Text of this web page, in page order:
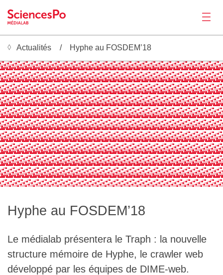
Actualités
Productions
Activités
Outils
Séminaire
L'équipe
Le médialab
Actualités Hyphe au FOSDEM’18
░▒▓█    ░▒▓█    ░▒▓█    ░▒▓█    ░▒▓█    ░▒▓█    ░▒▓█    ░▒▓█    ░▒▓█    ░▒▓█    ░▒▓█    ░▒▓█    ░▒▓█    ░▒▓█    ░▒▓█    ░▒▓█    ░▒▓█    ░▒▓█    ░▒▓█    ░▒▓█    ░▒▓█    ░▒▓█    ░▒▓█    ░▒▓█    ░▒▓█    ░▒▓█    ░▒▓█
█    ░▒▓█    ░▒▓█    ░▒▓█    ░▒▓█    ░▒▓█    ░▒▓█    ░▒▓█    ░▒▓█    ░▒▓█    ░▒▓█    ░▒▓█    ░▒▓█    ░▒▓█    ░▒▓█    ░▒▓█    ░▒▓█    ░▒▓█    ░▒▓█    ░▒▓█    ░▒▓█    ░▒▓█    ░▒▓█    ░▒▓█    ░▒▓█    ░▒▓█    ░▒▓█    ░▒▓█
░░░▒▓█ ░░░░▒▓█ ░░░░▒▓█ ░░░░▒▓█ ░░░░▒▓█ ░░░░▒▓█ ░░░░▒▓█ ░░░░▒▓█ ░░░░▒▓█ ░░░░▒▓█ ░░░░▒▓█ ░░░░▒▓█ ░░░░▒▓█ ░░░░▒▓█ ░░░░▒▓█ ░░░░▒▓█ ░░░░▒▓█ ░░░░▒▓█ ░░░░▒▓█ ░░░░▒▓█ ░░░░▒▓█ ░░░░▒▓█ ░░░░▒▓█ ░░░░▒▓█ ░░░░▒▓█ ░░░░▒▓█ ░░░░▒▓█ ░░░░▒▓█
▒▓█ ▒▒▒▒▒▓█ ▒▒▒▒▒▓█ ▒▒▒▒▒▓█ ▒▒▒▒▒▓█ ▒▒▒▒▒▓█ ▒▒▒▒▒▓█ ▒▒▒▒▒▓█ ▒▒▒▒▒▓█ ▒▒▒▒▒▓█ ▒▒▒▒▒▓█ ▒▒▒▒▒▓█ ▒▒▒▒▒▓█ ▒▒▒▒▒▓█ ▒▒▒▒▒▓█ ▒▒▒▒▒▓█ ▒▒▒▒▒▓█ ▒▒▒▒▒▓█ ▒▒▒▒▒▓█ ▒▒▒▒▒▓█ ▒▒▒▒▒▓█ ▒▒▒▒▒▓█ ▒▒▒▒▒▓█ ▒▒▒▒▒▓█ ▒▒▒▒▒▓█ ▒▒▒▒▒▓█ ▒▒▒▒▒▓█ ▒▒▒▒▒▓█
▓▓▓▓▓▓█ ▓▓▓▓▓▓█ ▓▓▓▓▓▓█ ▓▓▓▓▓▓█ ▓▓▓▓▓▓█ ▓▓▓▓▓▓█ ▓▓▓▓▓▓█ ▓▓▓▓▓▓█ ▓▓▓▓▓▓█ ▓▓▓▓▓▓█ ▓▓▓▓▓▓█ ▓▓▓▓▓▓█ ▓▓▓▓▓▓█ ▓▓▓▓▓▓█ ▓▓▓▓▓▓█ ▓▓▓▓▓▓█ ▓▓▓▓▓▓█ ▓▓▓▓▓▓█ ▓▓▓▓▓▓█ ▓▓▓▓▓▓█ ▓▓▓▓▓▓█ ▓▓▓▓▓▓█ ▓▓▓▓▓▓█ ▓▓▓▓▓▓█ ▓▓▓▓▓▓█ ▓▓▓▓▓▓█ ▓▓▓▓▓▓█
█████ ███████ ███████ ███████ ███████ ███████ ███████ ███████ ███████ ███████ ███████ ███████ ███████ ███████ ███████ ███████ ███████ ███████ ███████ ███████ ███████ ███████ ███████ ███████ ███████ ███████ ███████ ███████
░▒▓█    ░▒▓█    ░▒▓█    ░▒▓█    ░▒▓█    ░▒▓█    ░▒▓█    ░▒▓█    ░▒▓█    ░▒▓█    ░▒▓█    ░▒▓█    ░▒▓█    ░▒▓█    ░▒▓█    ░▒▓█    ░▒▓█    ░▒▓█    ░▒▓█    ░▒▓█    ░▒▓█    ░▒▓█    ░▒▓█    ░▒▓█    ░▒▓█    ░▒▓█    ░▒▓█
░▒▓█    ░▒▓█    ░▒▓█    ░▒▓█    ░▒▓█    ░▒▓█    ░▒▓█    ░▒▓█    ░▒▓█    ░▒▓█    ░▒▓█    ░▒▓█    ░▒▓█    ░▒▓█    ░▒▓█    ░▒▓█    ░▒▓█    ░▒▓█    ░▒▓█    ░▒▓█    ░▒▓█    ░▒▓█    ░▒▓█    ░▒▓█    ░▒▓█    ░▒▓█    ░▒▓█
█    ░▒▓█    ░▒▓█    ░▒▓█    ░▒▓█    ░▒▓█    ░▒▓█    ░▒▓█    ░▒▓█    ░▒▓█    ░▒▓█    ░▒▓█    ░▒▓█    ░▒▓█    ░▒▓█    ░▒▓█    ░▒▓█    ░▒▓█    ░▒▓█    ░▒▓█    ░▒▓█    ░▒▓█    ░▒▓█    ░▒▓█    ░▒▓█    ░▒▓█    ░▒▓█    ░▒▓█
░░░▒▓█ ░░░░▒▓█ ░░░░▒▓█ ░░░░▒▓█ ░░░░▒▓█ ░░░░▒▓█ ░░░░▒▓█ ░░░░▒▓█ ░░░░▒▓█ ░░░░▒▓█ ░░░░▒▓█ ░░░░▒▓█ ░░░░▒▓█ ░░░░▒▓█ ░░░░▒▓█ ░░░░▒▓█ ░░░░▒▓█ ░░░░▒▓█ ░░░░▒▓█ ░░░░▒▓█ ░░░░▒▓█ ░░░░▒▓█ ░░░░▒▓█ ░░░░▒▓█ ░░░░▒▓█ ░░░░▒▓█ ░░░░▒▓█ ░░░░▒▓█
▒▓█ ▒▒▒▒▒▓█ ▒▒▒▒▒▓█ ▒▒▒▒▒▓█ ▒▒▒▒▒▓█ ▒▒▒▒▒▓█ ▒▒▒▒▒▓█ ▒▒▒▒▒▓█ ▒▒▒▒▒▓█ ▒▒▒▒▒▓█ ▒▒▒▒▒▓█ ▒▒▒▒▒▓█ ▒▒▒▒▒▓█ ▒▒▒▒▒▓█ ▒▒▒▒▒▓█ ▒▒▒▒▒▓█ ▒▒▒▒▒▓█ ▒▒▒▒▒▓█ ▒▒▒▒▒▓█ ▒▒▒▒▒▓█ ▒▒▒▒▒▓█ ▒▒▒▒▒▓█ ▒▒▒▒▒▓█ ▒▒▒▒▒▓█ ▒▒▒▒▒▓█ ▒▒▒▒▒▓█ ▒▒▒▒▒▓█ ▒▒▒▒▒▓█
▓▓▓▓▓▓█ ▓▓▓▓▓▓█ ▓▓▓▓▓▓█ ▓▓▓▓▓▓█ ▓▓▓▓▓▓█ ▓▓▓▓▓▓█ ▓▓▓▓▓▓█ ▓▓▓▓▓▓█ ▓▓▓▓▓▓█ ▓▓▓▓▓▓█ ▓▓▓▓▓▓█ ▓▓▓▓▓▓█ ▓▓▓▓▓▓█ ▓▓▓▓▓▓█ ▓▓▓▓▓▓█ ▓▓▓▓▓▓█ ▓▓▓▓▓▓█ ▓▓▓▓▓▓█ ▓▓▓▓▓▓█ ▓▓▓▓▓▓█ ▓▓▓▓▓▓█ ▓▓▓▓▓▓█ ▓▓▓▓▓▓█ ▓▓▓▓▓▓█ ▓▓▓▓▓▓█ ▓▓▓▓▓▓█ ▓▓▓▓▓▓█
█████ ███████ ███████ ███████ ███████ ███████ ███████ ███████ ███████ ███████ ███████ ███████ ███████ ███████ ███████ ███████ ███████ ███████ ███████ ███████ ███████ ███████ ███████ ███████ ███████ ███████ ███████ ███████
░▒▓█    ░▒▓█    ░▒▓█    ░▒▓█    ░▒▓█    ░▒▓█    ░▒▓█    ░▒▓█    ░▒▓█    ░▒▓█    ░▒▓█    ░▒▓█    ░▒▓█    ░▒▓█    ░▒▓█    ░▒▓█    ░▒▓█    ░▒▓█    ░▒▓█    ░▒▓█    ░▒▓█    ░▒▓█    ░▒▓█    ░▒▓█    ░▒▓█    ░▒▓█    ░▒▓█
░▒▓█    ░▒▓█    ░▒▓█    ░▒▓█    ░▒▓█    ░▒▓█    ░▒▓█    ░▒▓█    ░▒▓█    ░▒▓█    ░▒▓█    ░▒▓█    ░▒▓█    ░▒▓█    ░▒▓█    ░▒▓█    ░▒▓█    ░▒▓█    ░▒▓█    ░▒▓█    ░▒▓█    ░▒▓█    ░▒▓█    ░▒▓█    ░▒▓█    ░▒▓█    ░▒▓█
█    ░▒▓█    ░▒▓█    ░▒▓█    ░▒▓█    ░▒▓█    ░▒▓█    ░▒▓█    ░▒▓█    ░▒▓█    ░▒▓█    ░▒▓█    ░▒▓█    ░▒▓█    ░▒▓█    ░▒▓█    ░▒▓█    ░▒▓█    ░▒▓█    ░▒▓█    ░▒▓█    ░▒▓█    ░▒▓█    ░▒▓█    ░▒▓█    ░▒▓█    ░▒▓█    ░▒▓█
░░░▒▓█ ░░░░▒▓█ ░░░░▒▓█ ░░░░▒▓█ ░░░░▒▓█ ░░░░▒▓█ ░░░░▒▓█ ░░░░▒▓█ ░░░░▒▓█ ░░░░▒▓█ ░░░░▒▓█ ░░░░▒▓█ ░░░░▒▓█ ░░░░▒▓█ ░░░░▒▓█ ░░░░▒▓█ ░░░░▒▓█ ░░░░▒▓█ ░░░░▒▓█ ░░░░▒▓█ ░░░░▒▓█ ░░░░▒▓█ ░░░░▒▓█ ░░░░▒▓█ ░░░░▒▓█ ░░░░▒▓█ ░░░░▒▓█ ░░░░▒▓█
▒▓█ ▒▒▒▒▒▓█ ▒▒▒▒▒▓█ ▒▒▒▒▒▓█ ▒▒▒▒▒▓█ ▒▒▒▒▒▓█ ▒▒▒▒▒▓█ ▒▒▒▒▒▓█ ▒▒▒▒▒▓█ ▒▒▒▒▒▓█ ▒▒▒▒▒▓█ ▒▒▒▒▒▓█ ▒▒▒▒▒▓█ ▒▒▒▒▒▓█ ▒▒▒▒▒▓█ ▒▒▒▒▒▓█ ▒▒▒▒▒▓█ ▒▒▒▒▒▓█ ▒▒▒▒▒▓█ ▒▒▒▒▒▓█ ▒▒▒▒▒▓█ ▒▒▒▒▒▓█ ▒▒▒▒▒▓█ ▒▒▒▒▒▓█ ▒▒▒▒▒▓█ ▒▒▒▒▒▓█ ▒▒▒▒▒▓█ ▒▒▒▒▒▓█
▓▓▓▓▓▓█ ▓▓▓▓▓▓█ ▓▓▓▓▓▓█ ▓▓▓▓▓▓█ ▓▓▓▓▓▓█ ▓▓▓▓▓▓█ ▓▓▓▓▓▓█ ▓▓▓▓▓▓█ ▓▓▓▓▓▓█ ▓▓▓▓▓▓█ ▓▓▓▓▓▓█ ▓▓▓▓▓▓█ ▓▓▓▓▓▓█ ▓▓▓▓▓▓█ ▓▓▓▓▓▓█ ▓▓▓▓▓▓█ ▓▓▓▓▓▓█ ▓▓▓▓▓▓█ ▓▓▓▓▓▓█ ▓▓▓▓▓▓█ ▓▓▓▓▓▓█ ▓▓▓▓▓▓█ ▓▓▓▓▓▓█ ▓▓▓▓▓▓█ ▓▓▓▓▓▓█ ▓▓▓▓▓▓█ ▓▓▓▓▓▓█
█████ ███████ ███████ ███████ ███████ ███████ ███████ ███████ ███████ ███████ ███████ ███████ ███████ ███████ ███████ ███████ ███████ ███████ ███████ ███████ ███████ ███████ ███████ ███████ ███████ ███████ ███████ ███████
░▒▓█    ░▒▓█    ░▒▓█    ░▒▓█    ░▒▓█    ░▒▓█    ░▒▓█    ░▒▓█    ░▒▓█    ░▒▓█    ░▒▓█    ░▒▓█    ░▒▓█    ░▒▓█    ░▒▓█    ░▒▓█    ░▒▓█    ░▒▓█    ░▒▓█    ░▒▓█    ░▒▓█    ░▒▓█    ░▒▓█    ░▒▓█    ░▒▓█    ░▒▓█    ░▒▓█
░▒▓█    ░▒▓█    ░▒▓█    ░▒▓█    ░▒▓█    ░▒▓█    ░▒▓█    ░▒▓█    ░▒▓█    ░▒▓█    ░▒▓█    ░▒▓█    ░▒▓█    ░▒▓█    ░▒▓█    ░▒▓█    ░▒▓█    ░▒▓█    ░▒▓█    ░▒▓█    ░▒▓█    ░▒▓█    ░▒▓█    ░▒▓█    ░▒▓█    ░▒▓█    ░▒▓█
█    ░▒▓█    ░▒▓█    ░▒▓█    ░▒▓█    ░▒▓█    ░▒▓█    ░▒▓█    ░▒▓█    ░▒▓█    ░▒▓█    ░▒▓█    ░▒▓█    ░▒▓█    ░▒▓█    ░▒▓█    ░▒▓█    ░▒▓█    ░▒▓█    ░▒▓█    ░▒▓█    ░▒▓█    ░▒▓█    ░▒▓█    ░▒▓█    ░▒▓█    ░▒▓█    ░▒▓█
░░░▒▓█ ░░░░▒▓█ ░░░░▒▓█ ░░░░▒▓█ ░░░░▒▓█ ░░░░▒▓█ ░░░░▒▓█ ░░░░▒▓█ ░░░░▒▓█ ░░░░▒▓█ ░░░░▒▓█ ░░░░▒▓█ ░░░░▒▓█ ░░░░▒▓█ ░░░░▒▓█ ░░░░▒▓█ ░░░░▒▓█ ░░░░▒▓█ ░░░░▒▓█ ░░░░▒▓█ ░░░░▒▓█ ░░░░▒▓█ ░░░░▒▓█ ░░░░▒▓█ ░░░░▒▓█ ░░░░▒▓█ ░░░░▒▓█ ░░░░▒▓█
▒▓█ ▒▒▒▒▒▓█ ▒▒▒▒▒▓█ ▒▒▒▒▒▓█ ▒▒▒▒▒▓█ ▒▒▒▒▒▓█ ▒▒▒▒▒▓█ ▒▒▒▒▒▓█ ▒▒▒▒▒▓█ ▒▒▒▒▒▓█ ▒▒▒▒▒▓█ ▒▒▒▒▒▓█ ▒▒▒▒▒▓█ ▒▒▒▒▒▓█ ▒▒▒▒▒▓█ ▒▒▒▒▒▓█ ▒▒▒▒▒▓█ ▒▒▒▒▒▓█ ▒▒▒▒▒▓█ ▒▒▒▒▒▓█ ▒▒▒▒▒▓█ ▒▒▒▒▒▓█ ▒▒▒▒▒▓█ ▒▒▒▒▒▓█ ▒▒▒▒▒▓█ ▒▒▒▒▒▓█ ▒▒▒▒▒▓█ ▒▒▒▒▒▓█
▓▓▓▓▓▓█ ▓▓▓▓▓▓█ ▓▓▓▓▓▓█ ▓▓▓▓▓▓█ ▓▓▓▓▓▓█ ▓▓▓▓▓▓█ ▓▓▓▓▓▓█ ▓▓▓▓▓▓█ ▓▓▓▓▓▓█ ▓▓▓▓▓▓█ ▓▓▓▓▓▓█ ▓▓▓▓▓▓█ ▓▓▓▓▓▓█ ▓▓▓▓▓▓█ ▓▓▓▓▓▓█ ▓▓▓▓▓▓█ ▓▓▓▓▓▓█ ▓▓▓▓▓▓█ ▓▓▓▓▓▓█ ▓▓▓▓▓▓█ ▓▓▓▓▓▓█ ▓▓▓▓▓▓█ ▓▓▓▓▓▓█ ▓▓▓▓▓▓█ ▓▓▓▓▓▓█ ▓▓▓▓▓▓█ ▓▓▓▓▓▓█
█████ ███████ ███████ ███████ ███████ ███████ ███████ ███████ ███████ ███████ ███████ ███████ ███████ ███████ ███████ ███████ ███████ ███████ ███████ ███████ ███████ ███████ ███████ ███████ ███████ ███████ ███████ ███████
░▒▓█    ░▒▓█    ░▒▓█    ░▒▓█    ░▒▓█    ░▒▓█    ░▒▓█    ░▒▓█    ░▒▓█    ░▒▓█    ░▒▓█    ░▒▓█    ░▒▓█    ░▒▓█    ░▒▓█    ░▒▓█    ░▒▓█    ░▒▓█    ░▒▓█    ░▒▓█    ░▒▓█    ░▒▓█    ░▒▓█    ░▒▓█    ░▒▓█    ░▒▓█    ░▒▓█
░▒▓█    ░▒▓█    ░▒▓█    ░▒▓█    ░▒▓█    ░▒▓█    ░▒▓█    ░▒▓█    ░▒▓█    ░▒▓█    ░▒▓█    ░▒▓█    ░▒▓█    ░▒▓█    ░▒▓█    ░▒▓█    ░▒▓█    ░▒▓█    ░▒▓█    ░▒▓█    ░▒▓█    ░▒▓█    ░▒▓█    ░▒▓█    ░▒▓█    ░▒▓█    ░▒▓█
█    ░▒▓█    ░▒▓█    ░▒▓█    ░▒▓█    ░▒▓█    ░▒▓█    ░▒▓█    ░▒▓█    ░▒▓█    ░▒▓█    ░▒▓█    ░▒▓█    ░▒▓█    ░▒▓█    ░▒▓█    ░▒▓█    ░▒▓█    ░▒▓█    ░▒▓█    ░▒▓█    ░▒▓█    ░▒▓█    ░▒▓█    ░▒▓█    ░▒▓█    ░▒▓█    ░▒▓█
░░░▒▓█ ░░░░▒▓█ ░░░░▒▓█ ░░░░▒▓█ ░░░░▒▓█ ░░░░▒▓█ ░░░░▒▓█ ░░░░▒▓█ ░░░░▒▓█ ░░░░▒▓█ ░░░░▒▓█ ░░░░▒▓█ ░░░░▒▓█ ░░░░▒▓█ ░░░░▒▓█ ░░░░▒▓█ ░░░░▒▓█ ░░░░▒▓█ ░░░░▒▓█ ░░░░▒▓█ ░░░░▒▓█ ░░░░▒▓█ ░░░░▒▓█ ░░░░▒▓█ ░░░░▒▓█ ░░░░▒▓█ ░░░░▒▓█ ░░░░▒▓█
▒▓█ ▒▒▒▒▒▓█ ▒▒▒▒▒▓█ ▒▒▒▒▒▓█ ▒▒▒▒▒▓█ ▒▒▒▒▒▓█ ▒▒▒▒▒▓█ ▒▒▒▒▒▓█ ▒▒▒▒▒▓█ ▒▒▒▒▒▓█ ▒▒▒▒▒▓█ ▒▒▒▒▒▓█ ▒▒▒▒▒▓█ ▒▒▒▒▒▓█ ▒▒▒▒▒▓█ ▒▒▒▒▒▓█ ▒▒▒▒▒▓█ ▒▒▒▒▒▓█ ▒▒▒▒▒▓█ ▒▒▒▒▒▓█ ▒▒▒▒▒▓█ ▒▒▒▒▒▓█ ▒▒▒▒▒▓█ ▒▒▒▒▒▓█ ▒▒▒▒▒▓█ ▒▒▒▒▒▓█ ▒▒▒▒▒▓█ ▒▒▒▒▒▓█
▓▓▓▓▓▓█ ▓▓▓▓▓▓█ ▓▓▓▓▓▓█ ▓▓▓▓▓▓█ ▓▓▓▓▓▓█ ▓▓▓▓▓▓█ ▓▓▓▓▓▓█ ▓▓▓▓▓▓█ ▓▓▓▓▓▓█ ▓▓▓▓▓▓█ ▓▓▓▓▓▓█ ▓▓▓▓▓▓█ ▓▓▓▓▓▓█ ▓▓▓▓▓▓█ ▓▓▓▓▓▓█ ▓▓▓▓▓▓█ ▓▓▓▓▓▓█ ▓▓▓▓▓▓█ ▓▓▓▓▓▓█ ▓▓▓▓▓▓█ ▓▓▓▓▓▓█ ▓▓▓▓▓▓█ ▓▓▓▓▓▓█ ▓▓▓▓▓▓█ ▓▓▓▓▓▓█ ▓▓▓▓▓▓█ ▓▓▓▓▓▓█
█████ ███████ ███████ ███████ ███████ ███████ ███████ ███████ ███████ ███████ ███████ ███████ ███████ ███████ ███████ ███████ ███████ ███████ ███████ ███████ ███████ ███████ ███████ ███████ ███████ ███████ ███████ ███████
░▒▓█    ░▒▓█    ░▒▓█    ░▒▓█    ░▒▓█    ░▒▓█    ░▒▓█    ░▒▓█    ░▒▓█    ░▒▓█    ░▒▓█    ░▒▓█    ░▒▓█    ░▒▓█    ░▒▓█    ░▒▓█    ░▒▓█    ░▒▓█    ░▒▓█    ░▒▓█    ░▒▓█    ░▒▓█    ░▒▓█    ░▒▓█    ░▒▓█    ░▒▓█    ░▒▓█
░▒▓█    ░▒▓█    ░▒▓█    ░▒▓█    ░▒▓█    ░▒▓█    ░▒▓█    ░▒▓█    ░▒▓█    ░▒▓█    ░▒▓█    ░▒▓█    ░▒▓█    ░▒▓█    ░▒▓█    ░▒▓█    ░▒▓█    ░▒▓█    ░▒▓█    ░▒▓█    ░▒▓█    ░▒▓█    ░▒▓█    ░▒▓█    ░▒▓█    ░▒▓█    ░▒▓█
█    ░▒▓█    ░▒▓█    ░▒▓█    ░▒▓█    ░▒▓█    ░▒▓█    ░▒▓█    ░▒▓█    ░▒▓█    ░▒▓█    ░▒▓█    ░▒▓█    ░▒▓█    ░▒▓█    ░▒▓█    ░▒▓█    ░▒▓█    ░▒▓█    ░▒▓█    ░▒▓█    ░▒▓█    ░▒▓█    ░▒▓█    ░▒▓█    ░▒▓█    ░▒▓█    ░▒▓█
░░░▒▓█ ░░░░▒▓█ ░░░░▒▓█ ░░░░▒▓█ ░░░░▒▓█ ░░░░▒▓█ ░░░░▒▓█ ░░░░▒▓█ ░░░░▒▓█ ░░░░▒▓█ ░░░░▒▓█ ░░░░▒▓█ ░░░░▒▓█ ░░░░▒▓█ ░░░░▒▓█ ░░░░▒▓█ ░░░░▒▓█ ░░░░▒▓█ ░░░░▒▓█ ░░░░▒▓█ ░░░░▒▓█ ░░░░▒▓█ ░░░░▒▓█ ░░░░▒▓█ ░░░░▒▓█ ░░░░▒▓█ ░░░░▒▓█ ░░░░▒▓█
▒▓█ ▒▒▒▒▒▓█ ▒▒▒▒▒▓█ ▒▒▒▒▒▓█ ▒▒▒▒▒▓█ ▒▒▒▒▒▓█ ▒▒▒▒▒▓█ ▒▒▒▒▒▓█ ▒▒▒▒▒▓█ ▒▒▒▒▒▓█ ▒▒▒▒▒▓█ ▒▒▒▒▒▓█ ▒▒▒▒▒▓█ ▒▒▒▒▒▓█ ▒▒▒▒▒▓█ ▒▒▒▒▒▓█ ▒▒▒▒▒▓█ ▒▒▒▒▒▓█ ▒▒▒▒▒▓█ ▒▒▒▒▒▓█ ▒▒▒▒▒▓█ ▒▒▒▒▒▓█ ▒▒▒▒▒▓█ ▒▒▒▒▒▓█ ▒▒▒▒▒▓█ ▒▒▒▒▒▓█ ▒▒▒▒▒▓█ ▒▒▒▒▒▓█
▓▓▓▓▓▓█ ▓▓▓▓▓▓█ ▓▓▓▓▓▓█ ▓▓▓▓▓▓█ ▓▓▓▓▓▓█ ▓▓▓▓▓▓█ ▓▓▓▓▓▓█ ▓▓▓▓▓▓█ ▓▓▓▓▓▓█ ▓▓▓▓▓▓█ ▓▓▓▓▓▓█ ▓▓▓▓▓▓█ ▓▓▓▓▓▓█ ▓▓▓▓▓▓█ ▓▓▓▓▓▓█ ▓▓▓▓▓▓█ ▓▓▓▓▓▓█ ▓▓▓▓▓▓█ ▓▓▓▓▓▓█ ▓▓▓▓▓▓█ ▓▓▓▓▓▓█ ▓▓▓▓▓▓█ ▓▓▓▓▓▓█ ▓▓▓▓▓▓█ ▓▓▓▓▓▓█ ▓▓▓▓▓▓█ ▓▓▓▓▓▓█
█████ ███████ ███████ ███████ ███████ ███████ ███████ ███████ ███████ ███████ ███████ ███████ ███████ ███████ ███████ ███████ ███████ ███████ ███████ ███████ ███████ ███████ ███████ ███████ ███████ ███████ ███████ ███████
░▒▓█    ░▒▓█    ░▒▓█    ░▒▓█    ░▒▓█    ░▒▓█    ░▒▓█    ░▒▓█    ░▒▓█    ░▒▓█    ░▒▓█    ░▒▓█    ░▒▓█    ░▒▓█    ░▒▓█    ░▒▓█    ░▒▓█    ░▒▓█    ░▒▓█    ░▒▓█    ░▒▓█    ░▒▓█    ░▒▓█    ░▒▓█    ░▒▓█    ░▒▓█    ░▒▓█
░▒▓█    ░▒▓█    ░▒▓█    ░▒▓█    ░▒▓█    ░▒▓█    ░▒▓█    ░▒▓█    ░▒▓█    ░▒▓█    ░▒▓█    ░▒▓█    ░▒▓█    ░▒▓█    ░▒▓█    ░▒▓█    ░▒▓█    ░▒▓█    ░▒▓█    ░▒▓█    ░▒▓█    ░▒▓█    ░▒▓█    ░▒▓█    ░▒▓█    ░▒▓█    ░▒▓█
█    ░▒▓█    ░▒▓█    ░▒▓█    ░▒▓█    ░▒▓█    ░▒▓█    ░▒▓█    ░▒▓█    ░▒▓█    ░▒▓█    ░▒▓█    ░▒▓█    ░▒▓█    ░▒▓█    ░▒▓█    ░▒▓█    ░▒▓█    ░▒▓█    ░▒▓█    ░▒▓█    ░▒▓█    ░▒▓█    ░▒▓█    ░▒▓█    ░▒▓█    ░▒▓█    ░▒▓█
░░░▒▓█ ░░░░▒▓█ ░░░░▒▓█ ░░░░▒▓█ ░░░░▒▓█ ░░░░▒▓█ ░░░░▒▓█ ░░░░▒▓█ ░░░░▒▓█ ░░░░▒▓█ ░░░░▒▓█ ░░░░▒▓█ ░░░░▒▓█ ░░░░▒▓█ ░░░░▒▓█ ░░░░▒▓█ ░░░░▒▓█ ░░░░▒▓█ ░░░░▒▓█ ░░░░▒▓█ ░░░░▒▓█ ░░░░▒▓█ ░░░░▒▓█ ░░░░▒▓█ ░░░░▒▓█ ░░░░▒▓█ ░░░░▒▓█ ░░░░▒▓█
▒▓█ ▒▒▒▒▒▓█ ▒▒▒▒▒▓█ ▒▒▒▒▒▓█ ▒▒▒▒▒▓█ ▒▒▒▒▒▓█ ▒▒▒▒▒▓█ ▒▒▒▒▒▓█ ▒▒▒▒▒▓█ ▒▒▒▒▒▓█ ▒▒▒▒▒▓█ ▒▒▒▒▒▓█ ▒▒▒▒▒▓█ ▒▒▒▒▒▓█ ▒▒▒▒▒▓█ ▒▒▒▒▒▓█ ▒▒▒▒▒▓█ ▒▒▒▒▒▓█ ▒▒▒▒▒▓█ ▒▒▒▒▒▓█ ▒▒▒▒▒▓█ ▒▒▒▒▒▓█ ▒▒▒▒▒▓█ ▒▒▒▒▒▓█ ▒▒▒▒▒▓█ ▒▒▒▒▒▓█ ▒▒▒▒▒▓█ ▒▒▒▒▒▓█
▓▓▓▓▓▓█ ▓▓▓▓▓▓█ ▓▓▓▓▓▓█ ▓▓▓▓▓▓█ ▓▓▓▓▓▓█ ▓▓▓▓▓▓█ ▓▓▓▓▓▓█ ▓▓▓▓▓▓█ ▓▓▓▓▓▓█ ▓▓▓▓▓▓█ ▓▓▓▓▓▓█ ▓▓▓▓▓▓█ ▓▓▓▓▓▓█ ▓▓▓▓▓▓█ ▓▓▓▓▓▓█ ▓▓▓▓▓▓█ ▓▓▓▓▓▓█ ▓▓▓▓▓▓█ ▓▓▓▓▓▓█ ▓▓▓▓▓▓█ ▓▓▓▓▓▓█ ▓▓▓▓▓▓█ ▓▓▓▓▓▓█ ▓▓▓▓▓▓█ ▓▓▓▓▓▓█ ▓▓▓▓▓▓█ ▓▓▓▓▓▓█
█████ ███████ ███████ ███████ ███████ ███████ ███████ ███████ ███████ ███████ ███████ ███████ ███████ ███████ ███████ ███████ ███████ ███████ ███████ ███████ ███████ ███████ ███████ ███████ ███████ ███████ ███████ ███████
░▒▓█    ░▒▓█    ░▒▓█    ░▒▓█    ░▒▓█    ░▒▓█    ░▒▓█    ░▒▓█    ░▒▓█    ░▒▓█    ░▒▓█    ░▒▓█    ░▒▓█    ░▒▓█    ░▒▓█    ░▒▓█    ░▒▓█    ░▒▓█    ░▒▓█    ░▒▓█    ░▒▓█    ░▒▓█    ░▒▓█    ░▒▓█    ░▒▓█    ░▒▓█    ░▒▓█
░▒▓█    ░▒▓█    ░▒▓█    ░▒▓█    ░▒▓█    ░▒▓█    ░▒▓█    ░▒▓█    ░▒▓█    ░▒▓█    ░▒▓█    ░▒▓█    ░▒▓█    ░▒▓█    ░▒▓█    ░▒▓█    ░▒▓█    ░▒▓█    ░▒▓█    ░▒▓█    ░▒▓█    ░▒▓█    ░▒▓█    ░▒▓█    ░▒▓█    ░▒▓█    ░▒▓█
█    ░▒▓█    ░▒▓█    ░▒▓█    ░▒▓█    ░▒▓█    ░▒▓█    ░▒▓█    ░▒▓█    ░▒▓█    ░▒▓█    ░▒▓█    ░▒▓█    ░▒▓█    ░▒▓█    ░▒▓█    ░▒▓█    ░▒▓█    ░▒▓█    ░▒▓█    ░▒▓█    ░▒▓█    ░▒▓█    ░▒▓█    ░▒▓█    ░▒▓█    ░▒▓█    ░▒▓█
░░░▒▓█ ░░░░▒▓█ ░░░░▒▓█ ░░░░▒▓█ ░░░░▒▓█ ░░░░▒▓█ ░░░░▒▓█ ░░░░▒▓█ ░░░░▒▓█ ░░░░▒▓█ ░░░░▒▓█ ░░░░▒▓█ ░░░░▒▓█ ░░░░▒▓█ ░░░░▒▓█ ░░░░▒▓█ ░░░░▒▓█ ░░░░▒▓█ ░░░░▒▓█ ░░░░▒▓█ ░░░░▒▓█ ░░░░▒▓█ ░░░░▒▓█ ░░░░▒▓█ ░░░░▒▓█ ░░░░▒▓█ ░░░░▒▓█ ░░░░▒▓█
▒▓█ ▒▒▒▒▒▓█ ▒▒▒▒▒▓█ ▒▒▒▒▒▓█ ▒▒▒▒▒▓█ ▒▒▒▒▒▓█ ▒▒▒▒▒▓█ ▒▒▒▒▒▓█ ▒▒▒▒▒▓█ ▒▒▒▒▒▓█ ▒▒▒▒▒▓█ ▒▒▒▒▒▓█ ▒▒▒▒▒▓█ ▒▒▒▒▒▓█ ▒▒▒▒▒▓█ ▒▒▒▒▒▓█ ▒▒▒▒▒▓█ ▒▒▒▒▒▓█ ▒▒▒▒▒▓█ ▒▒▒▒▒▓█ ▒▒▒▒▒▓█ ▒▒▒▒▒▓█ ▒▒▒▒▒▓█ ▒▒▒▒▒▓█ ▒▒▒▒▒▓█ ▒▒▒▒▒▓█ ▒▒▒▒▒▓█ ▒▒▒▒▒▓█
▓▓▓▓▓▓█ ▓▓▓▓▓▓█ ▓▓▓▓▓▓█ ▓▓▓▓▓▓█ ▓▓▓▓▓▓█ ▓▓▓▓▓▓█ ▓▓▓▓▓▓█ ▓▓▓▓▓▓█ ▓▓▓▓▓▓█ ▓▓▓▓▓▓█ ▓▓▓▓▓▓█ ▓▓▓▓▓▓█ ▓▓▓▓▓▓█ ▓▓▓▓▓▓█ ▓▓▓▓▓▓█ ▓▓▓▓▓▓█ ▓▓▓▓▓▓█ ▓▓▓▓▓▓█ ▓▓▓▓▓▓█ ▓▓▓▓▓▓█ ▓▓▓▓▓▓█ ▓▓▓▓▓▓█ ▓▓▓▓▓▓█ ▓▓▓▓▓▓█ ▓▓▓▓▓▓█ ▓▓▓▓▓▓█ ▓▓▓▓▓▓█
█████ ███████ ███████ ███████ ███████ ███████ ███████ ███████ ███████ ███████ ███████ ███████ ███████ ███████ ███████ ███████ ███████ ███████ ███████ ███████ ███████ ███████ ███████ ███████ ███████ ███████ ███████ ███████
░▒▓█    ░▒▓█    ░▒▓█    ░▒▓█    ░▒▓█    ░▒▓█    ░▒▓█    ░▒▓█    ░▒▓█    ░▒▓█    ░▒▓█    ░▒▓█    ░▒▓█    ░▒▓█    ░▒▓█    ░▒▓█    ░▒▓█    ░▒▓█    ░▒▓█    ░▒▓█    ░▒▓█    ░▒▓█    ░▒▓█    ░▒▓█    ░▒▓█    ░▒▓█    ░▒▓█
░▒▓█    ░▒▓█    ░▒▓█    ░▒▓█    ░▒▓█    ░▒▓█    ░▒▓█    ░▒▓█    ░▒▓█    ░▒▓█    ░▒▓█    ░▒▓█    ░▒▓█    ░▒▓█    ░▒▓█    ░▒▓█    ░▒▓█    ░▒▓█    ░▒▓█    ░▒▓█    ░▒▓█    ░▒▓█    ░▒▓█    ░▒▓█    ░▒▓█    ░▒▓█    ░▒▓█
█    ░▒▓█    ░▒▓█    ░▒▓█    ░▒▓█    ░▒▓█    ░▒▓█    ░▒▓█    ░▒▓█    ░▒▓█    ░▒▓█    ░▒▓█    ░▒▓█    ░▒▓█    ░▒▓█    ░▒▓█    ░▒▓█    ░▒▓█    ░▒▓█    ░▒▓█    ░▒▓█    ░▒▓█    ░▒▓█    ░▒▓█    ░▒▓█    ░▒▓█    ░▒▓█    ░▒▓█
░░░▒▓█ ░░░░▒▓█ ░░░░▒▓█ ░░░░▒▓█ ░░░░▒▓█ ░░░░▒▓█ ░░░░▒▓█ ░░░░▒▓█ ░░░░▒▓█ ░░░░▒▓█ ░░░░▒▓█ ░░░░▒▓█ ░░░░▒▓█ ░░░░▒▓█ ░░░░▒▓█ ░░░░▒▓█ ░░░░▒▓█ ░░░░▒▓█ ░░░░▒▓█ ░░░░▒▓█ ░░░░▒▓█ ░░░░▒▓█ ░░░░▒▓█ ░░░░▒▓█ ░░░░▒▓█ ░░░░▒▓█ ░░░░▒▓█ ░░░░▒▓█
▒▓█ ▒▒▒▒▒▓█ ▒▒▒▒▒▓█ ▒▒▒▒▒▓█ ▒▒▒▒▒▓█ ▒▒▒▒▒▓█ ▒▒▒▒▒▓█ ▒▒▒▒▒▓█ ▒▒▒▒▒▓█ ▒▒▒▒▒▓█ ▒▒▒▒▒▓█ ▒▒▒▒▒▓█ ▒▒▒▒▒▓█ ▒▒▒▒▒▓█ ▒▒▒▒▒▓█ ▒▒▒▒▒▓█ ▒▒▒▒▒▓█ ▒▒▒▒▒▓█ ▒▒▒▒▒▓█ ▒▒▒▒▒▓█ ▒▒▒▒▒▓█ ▒▒▒▒▒▓█ ▒▒▒▒▒▓█ ▒▒▒▒▒▓█ ▒▒▒▒▒▓█ ▒▒▒▒▒▓█ ▒▒▒▒▒▓█ ▒▒▒▒▒▓█
▓▓▓▓▓▓█ ▓▓▓▓▓▓█ ▓▓▓▓▓▓█ ▓▓▓▓▓▓█ ▓▓▓▓▓▓█ ▓▓▓▓▓▓█ ▓▓▓▓▓▓█ ▓▓▓▓▓▓█ ▓▓▓▓▓▓█ ▓▓▓▓▓▓█ ▓▓▓▓▓▓█ ▓▓▓▓▓▓█ ▓▓▓▓▓▓█ ▓▓▓▓▓▓█ ▓▓▓▓▓▓█ ▓▓▓▓▓▓█ ▓▓▓▓▓▓█ ▓▓▓▓▓▓█ ▓▓▓▓▓▓█ ▓▓▓▓▓▓█ ▓▓▓▓▓▓█ ▓▓▓▓▓▓█ ▓▓▓▓▓▓█ ▓▓▓▓▓▓█ ▓▓▓▓▓▓█ ▓▓▓▓▓▓█ ▓▓▓▓▓▓█
█████ ███████ ███████ ███████ ███████ ███████ ███████ ███████ ███████ ███████ ███████ ███████ ███████ ███████ ███████ ███████ ███████ ███████ ███████ ███████ ███████ ███████ ███████ ███████ ███████ ███████ ███████ ███████
░▒▓█    ░▒▓█    ░▒▓█    ░▒▓█    ░▒▓█    ░▒▓█    ░▒▓█    ░▒▓█    ░▒▓█    ░▒▓█    ░▒▓█    ░▒▓█    ░▒▓█    ░▒▓█    ░▒▓█    ░▒▓█    ░▒▓█    ░▒▓█    ░▒▓█    ░▒▓█    ░▒▓█    ░▒▓█    ░▒▓█    ░▒▓█    ░▒▓█    ░▒▓█    ░▒▓█
░▒▓█    ░▒▓█    ░▒▓█    ░▒▓█    ░▒▓█    ░▒▓█    ░▒▓█    ░▒▓█    ░▒▓█    ░▒▓█    ░▒▓█    ░▒▓█    ░▒▓█    ░▒▓█    ░▒▓█    ░▒▓█    ░▒▓█    ░▒▓█    ░▒▓█    ░▒▓█    ░▒▓█    ░▒▓█    ░▒▓█    ░▒▓█    ░▒▓█    ░▒▓█    ░▒▓█
█    ░▒▓█    ░▒▓█    ░▒▓█    ░▒▓█    ░▒▓█    ░▒▓█    ░▒▓█    ░▒▓█    ░▒▓█    ░▒▓█    ░▒▓█    ░▒▓█    ░▒▓█    ░▒▓█    ░▒▓█    ░▒▓█    ░▒▓█    ░▒▓█    ░▒▓█    ░▒▓█    ░▒▓█    ░▒▓█    ░▒▓█    ░▒▓█    ░▒▓█    ░▒▓█    ░▒▓█
░░░▒▓█ ░░░░▒▓█ ░░░░▒▓█ ░░░░▒▓█ ░░░░▒▓█ ░░░░▒▓█ ░░░░▒▓█ ░░░░▒▓█ ░░░░▒▓█ ░░░░▒▓█ ░░░░▒▓█ ░░░░▒▓█ ░░░░▒▓█ ░░░░▒▓█ ░░░░▒▓█ ░░░░▒▓█ ░░░░▒▓█ ░░░░▒▓█ ░░░░▒▓█ ░░░░▒▓█ ░░░░▒▓█ ░░░░▒▓█ ░░░░▒▓█ ░░░░▒▓█ ░░░░▒▓█ ░░░░▒▓█ ░░░░▒▓█ ░░░░▒▓█
▒▓█ ▒▒▒▒▒▓█ ▒▒▒▒▒▓█ ▒▒▒▒▒▓█ ▒▒▒▒▒▓█ ▒▒▒▒▒▓█ ▒▒▒▒▒▓█ ▒▒▒▒▒▓█ ▒▒▒▒▒▓█ ▒▒▒▒▒▓█ ▒▒▒▒▒▓█ ▒▒▒▒▒▓█ ▒▒▒▒▒▓█ ▒▒▒▒▒▓█ ▒▒▒▒▒▓█ ▒▒▒▒▒▓█ ▒▒▒▒▒▓█ ▒▒▒▒▒▓█ ▒▒▒▒▒▓█ ▒▒▒▒▒▓█ ▒▒▒▒▒▓█ ▒▒▒▒▒▓█ ▒▒▒▒▒▓█ ▒▒▒▒▒▓█ ▒▒▒▒▒▓█ ▒▒▒▒▒▓█ ▒▒▒▒▒▓█ ▒▒▒▒▒▓█
▓▓▓▓▓▓█ ▓▓▓▓▓▓█ ▓▓▓▓▓▓█ ▓▓▓▓▓▓█ ▓▓▓▓▓▓█ ▓▓▓▓▓▓█ ▓▓▓▓▓▓█ ▓▓▓▓▓▓█ ▓▓▓▓▓▓█ ▓▓▓▓▓▓█ ▓▓▓▓▓▓█ ▓▓▓▓▓▓█ ▓▓▓▓▓▓█ ▓▓▓▓▓▓█ ▓▓▓▓▓▓█ ▓▓▓▓▓▓█ ▓▓▓▓▓▓█ ▓▓▓▓▓▓█ ▓▓▓▓▓▓█ ▓▓▓▓▓▓█ ▓▓▓▓▓▓█ ▓▓▓▓▓▓█ ▓▓▓▓▓▓█ ▓▓▓▓▓▓█ ▓▓▓▓▓▓█ ▓▓▓▓▓▓█ ▓▓▓▓▓▓█
█████ ███████ ███████ ███████ ███████ ███████ ███████ ███████ ███████ ███████ ███████ ███████ ███████ ███████ ███████ ███████ ███████ ███████ ███████ ███████ ███████ ███████ ███████ ███████ ███████ ███████ ███████ ███████
░▒▓█    ░▒▓█    ░▒▓█    ░▒▓█    ░▒▓█    ░▒▓█    ░▒▓█    ░▒▓█    ░▒▓█    ░▒▓█    ░▒▓█    ░▒▓█    ░▒▓█    ░▒▓█    ░▒▓█    ░▒▓█    ░▒▓█    ░▒▓█    ░▒▓█    ░▒▓█    ░▒▓█    ░▒▓█    ░▒▓█    ░▒▓█    ░▒▓█    ░▒▓█    ░▒▓█
░▒▓█    ░▒▓█    ░▒▓█    ░▒▓█    ░▒▓█    ░▒▓█    ░▒▓█    ░▒▓█    ░▒▓█    ░▒▓█    ░▒▓█    ░▒▓█    ░▒▓█    ░▒▓█    ░▒▓█    ░▒▓█    ░▒▓█    ░▒▓█    ░▒▓█    ░▒▓█    ░▒▓█    ░▒▓█    ░▒▓█    ░▒▓█    ░▒▓█    ░▒▓█    ░▒▓█
█    ░▒▓█    ░▒▓█    ░▒▓█    ░▒▓█    ░▒▓█    ░▒▓█    ░▒▓█    ░▒▓█    ░▒▓█    ░▒▓█    ░▒▓█    ░▒▓█    ░▒▓█    ░▒▓█    ░▒▓█    ░▒▓█    ░▒▓█    ░▒▓█    ░▒▓█    ░▒▓█    ░▒▓█    ░▒▓█    ░▒▓█    ░▒▓█    ░▒▓█    ░▒▓█    ░▒▓█
░░░▒▓█ ░░░░▒▓█ ░░░░▒▓█ ░░░░▒▓█ ░░░░▒▓█ ░░░░▒▓█ ░░░░▒▓█ ░░░░▒▓█ ░░░░▒▓█ ░░░░▒▓█ ░░░░▒▓█ ░░░░▒▓█ ░░░░▒▓█ ░░░░▒▓█ ░░░░▒▓█ ░░░░▒▓█ ░░░░▒▓█ ░░░░▒▓█ ░░░░▒▓█ ░░░░▒▓█ ░░░░▒▓█ ░░░░▒▓█ ░░░░▒▓█ ░░░░▒▓█ ░░░░▒▓█ ░░░░▒▓█ ░░░░▒▓█ ░░░░▒▓█
▒▓█ ▒▒▒▒▒▓█ ▒▒▒▒▒▓█ ▒▒▒▒▒▓█ ▒▒▒▒▒▓█ ▒▒▒▒▒▓█ ▒▒▒▒▒▓█ ▒▒▒▒▒▓█ ▒▒▒▒▒▓█ ▒▒▒▒▒▓█ ▒▒▒▒▒▓█ ▒▒▒▒▒▓█ ▒▒▒▒▒▓█ ▒▒▒▒▒▓█ ▒▒▒▒▒▓█ ▒▒▒▒▒▓█ ▒▒▒▒▒▓█ ▒▒▒▒▒▓█ ▒▒▒▒▒▓█ ▒▒▒▒▒▓█ ▒▒▒▒▒▓█ ▒▒▒▒▒▓█ ▒▒▒▒▒▓█ ▒▒▒▒▒▓█ ▒▒▒▒▒▓█ ▒▒▒▒▒▓█ ▒▒▒▒▒▓█ ▒▒▒▒▒▓█
Hyphe au FOSDEM’18
Le médialab présentera le Traph : la nouvelle
structure mémoire de Hyphe, le crawler web
développé par les équipes de DIME-web.